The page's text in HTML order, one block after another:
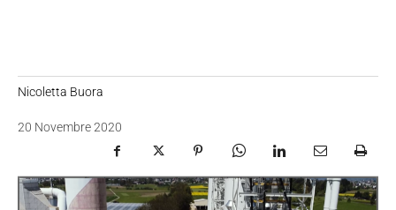
Nicoletta Buora
20 Novembre 2020